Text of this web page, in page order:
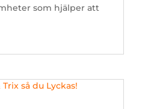
som hjälper att